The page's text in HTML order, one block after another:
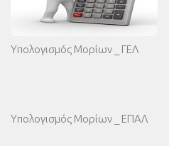
Υπολογισμός Μορίων _ ΓΕΛ
Υπολογισμός Μορίων _ ΕΠΑΛ